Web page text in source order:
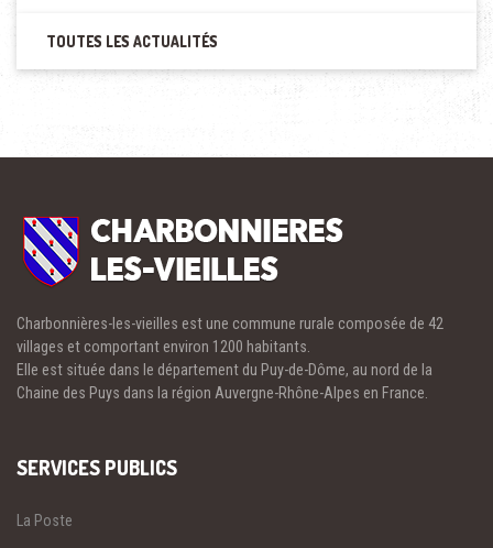
TOUTES LES ACTUALITÉS
Charbonnières-les-vieilles est une commune rurale composée de 42
villages et comportant environ 1200 habitants.
Elle est située dans le département du Puy-de-Dôme, au nord de la
Chaine des Puys dans la région Auvergne-Rhône-Alpes en France.
SERVICES PUBLICS
La Poste